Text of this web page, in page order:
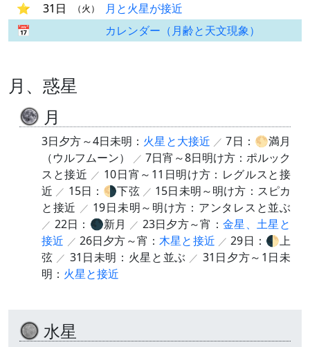
31日
（火）
月と火星が接近
カレンダー（月齢と天文現象）
月、惑星
月
3日夕方～4日未明： 火星と大接近
7日：🌕満月
（ウルフムーン）
7日宵～8日明け方：ポルック
スと接近
10日宵～11日明け方：レグルスと接
近
15日：🌗下弦
15日未明～明け方：スピカ
と接近
19日未明～明け方：アンタレスと並ぶ
22日：🌑新月
23日夕方～宵：金星、土星と
接近
26日夕方～宵：木星と接近
29日：🌓上
弦
31日未明：火星と並ぶ
31日夕方～1日未
明： 火星と接近
水星